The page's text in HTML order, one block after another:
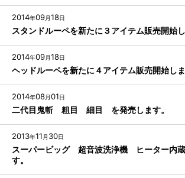
2014年09月18日
スタンドルーペを新たに３アイテム販売開始し
2014年09月18日
ヘッドルーペを新たに４アイテム販売開始しま
2014年08月01日
二代目鬼斬 粗目 細目 を発売します。
2013年11 月 30日
スーパービッグ 超音波洗浄機 ヒーター内
す。